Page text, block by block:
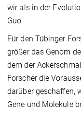
wir als in der
Guo.
Für den Tübinger
größer das Genom
dem der
Forscher die
darüber geschaffen,
Gene und Moleküle